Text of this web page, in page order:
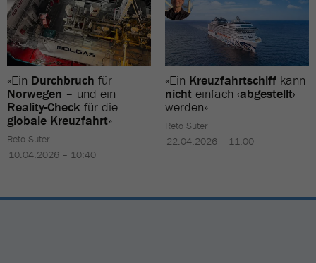
«Ein Durchbruch für
Norwegen – und ein
Reality-Check für die
globale Kreuzfahrt»
Reto Suter
10.04.2026 – 10:40
«Ein Kreuzfahrtschiff kann
nicht einfach ‹abgestellt›
werden»
Reto Suter
22.04.2026 – 11:00